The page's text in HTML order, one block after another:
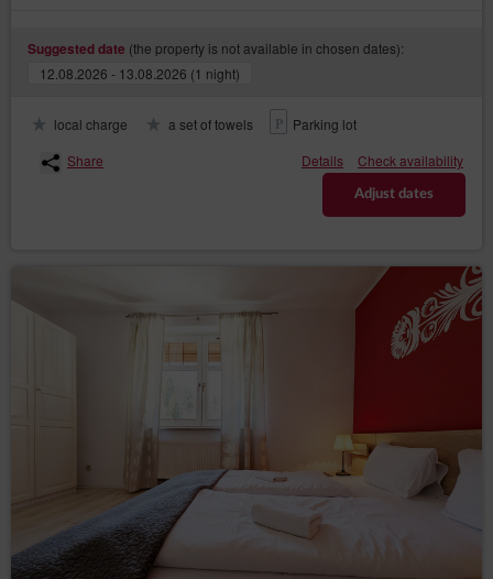
Suggested date (the property is not available in chosen dates):
12.08.2026 - 13.08.2026 (1 night)
local charge a set of towels
Parking lot
Share
Details Check availability
Adjust dates